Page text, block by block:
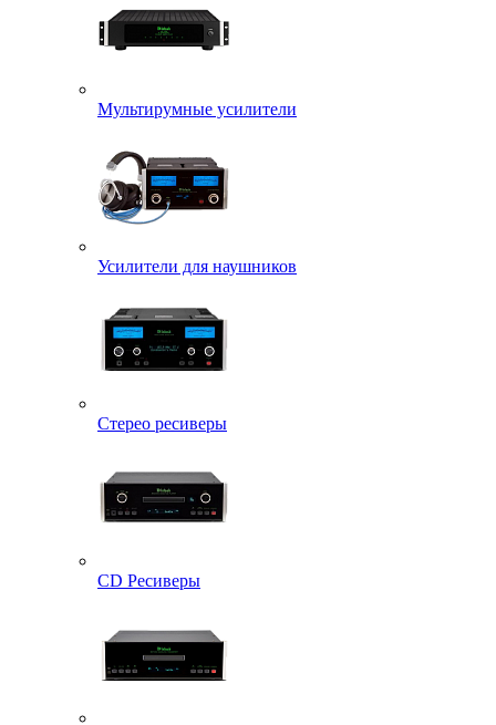
Мультирумные усилители
Усилители для наушников
Стерео ресиверы
CD Ресиверы